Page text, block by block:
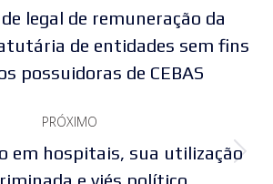
Post
anterior:
legal de remuneração da
de entidades sem fins
possuidoras de CEBAS
PRÓXIMO
Próximo
em hospitais, sua utilização